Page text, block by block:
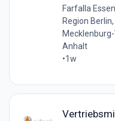
Farfalla
Region
Anhalt
•1w